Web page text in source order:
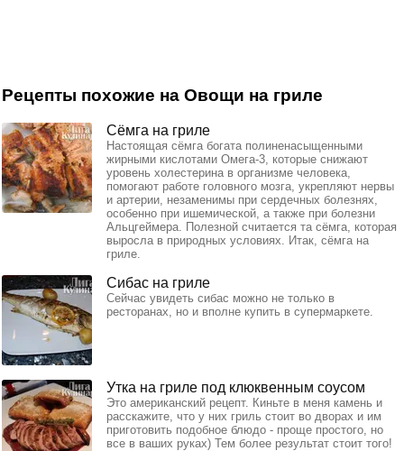
Рецепты похожие на Овощи на гриле
Сёмга на гриле
Настоящая сёмга богата полиненасыщенными
жирными кислотами Омега-3, которые снижают
уровень холестерина в организме человека,
помогают работе головного мозга, укрепляют нервы
и артерии, незаменимы при сердечных болезнях,
особенно при ишемической, а также при болезни
Альцгеймера. Полезной считается та сёмга, которая
выросла в природных условиях. Итак, сёмга на
гриле.
Сибас на гриле
Сейчас увидеть сибас можно не только в
ресторанах, но и вполне купить в супермаркете.
Утка на гриле под клюквенным соусом
Это американский рецепт. Киньте в меня камень и
расскажите, что у них гриль стоит во дворах и им
приготовить подобное блюдо - проще простого, но
все в ваших руках) Тем более результат стоит того!